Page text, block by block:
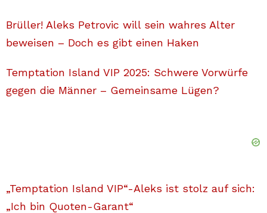
Brüller! Aleks Petrovic will sein wahres Alter
beweisen – Doch es gibt einen Haken
Temptation Island VIP 2025: Schwere Vorwürfe
gegen die Männer – Gemeinsame Lügen?
„Temptation Island VIP“-Aleks ist stolz auf sich:
„Ich bin Quoten-Garant“